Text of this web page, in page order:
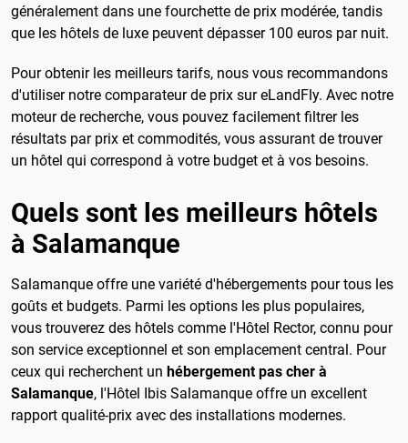
généralement dans une fourchette de prix modérée, tandis
que les hôtels de luxe peuvent dépasser 100 euros par nuit.
Pour obtenir les meilleurs tarifs, nous vous recommandons
d'utiliser notre comparateur de prix sur eLandFly. Avec notre
moteur de recherche, vous pouvez facilement filtrer les
résultats par prix et commodités, vous assurant de trouver
un hôtel qui correspond à votre budget et à vos besoins.
Quels sont les meilleurs hôtels
à Salamanque
Salamanque offre une variété d'hébergements pour tous les
goûts et budgets. Parmi les options les plus populaires,
vous trouverez des hôtels comme l'Hôtel Rector, connu pour
son service exceptionnel et son emplacement central. Pour
ceux qui recherchent un hébergement pas cher à
Salamanque, l'Hôtel Ibis Salamanque offre un excellent
rapport qualité-prix avec des installations modernes.